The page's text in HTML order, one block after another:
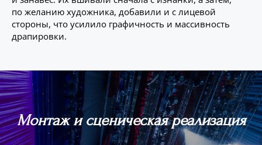
по желанию художника, добавили и с лицевой
стороны, что усилило графичность и массивность
драпировки.
Монтаж и сценическая реализация